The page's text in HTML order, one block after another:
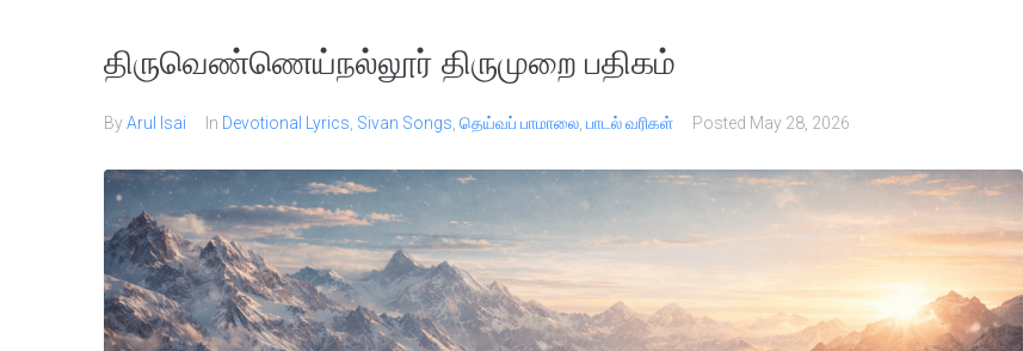
திருவெண்ணெய்நல்லூர் திருமுறை பதிகம்
ByArul Isai In Devotional Lyrics Sivan Songs தெய்வப் பாமாலை பாடல் வரிகள் Posted May 28, 2026